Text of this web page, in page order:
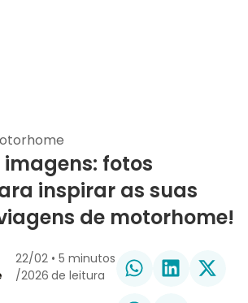
fotos
inspirar as suas
de motorhome!
22/02
/2026
• 5 minutos
de leitura